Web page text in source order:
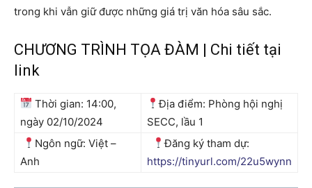
trong khi vẫn giữ được những giá trị văn hóa sâu sắc.
CHƯƠNG TRÌNH TỌA ĐÀM | Chi tiết tại
link
Thời gian: 14:00,
ngày 02/10/2024
Địa điểm: Phòng hội nghị
SECC, lầu 1
Ngôn ngữ: Việt –
Anh
Đăng ký tham dự:
https://tinyurl.com/22u5wynn